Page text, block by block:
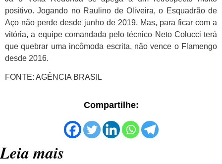
positivo. Jogando no Raulino de Oliveira, o Esquadrão de
Aço não perde desde junho de 2019. Mas, para ficar com a
vitória, a equipe comandada pelo técnico Neto Colucci terá
que quebrar uma incômoda escrita, não vence o Flamengo
desde 2016.
FONTE: AGÊNCIA BRASIL
Compartilhe:
Leia mais